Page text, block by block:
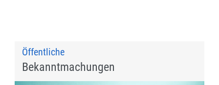
Öffentliche
Bekanntmachungen